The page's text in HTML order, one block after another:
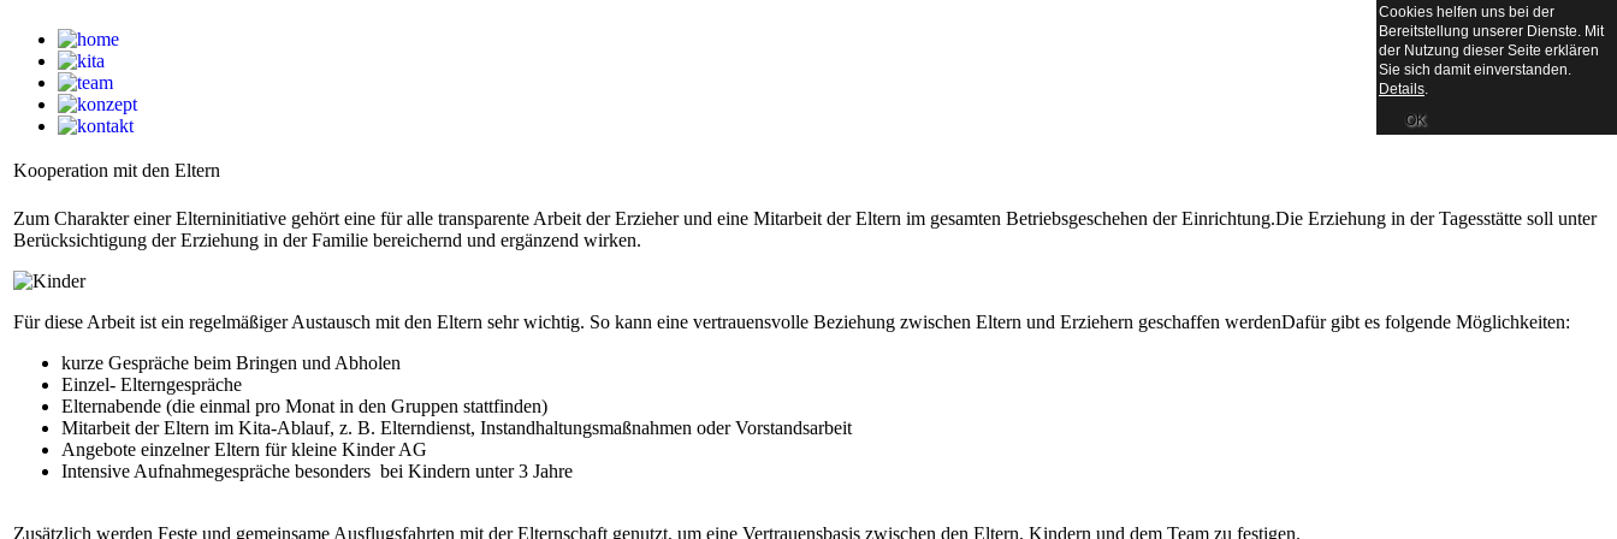
Kooperation mit den Eltern
Zum Charakter einer Elterninitiative gehört eine für alle transparente Arbeit der Erzieher und eine Mitarbeit der Eltern im gesamten Betriebsgeschehen der Einrichtung.Die Erziehung in der Tagesstätte soll unter
Berücksichtigung der Erziehung in der Familie bereichernd und ergänzend wirken.
Für diese Arbeit ist ein regelmäßiger Austausch mit den Eltern sehr wichtig. So kann eine vertrauensvolle Beziehung zwischen Eltern und Erziehern geschaffen werdenDafür gibt es folgende Möglichkeiten:
kurze Gespräche beim Bringen und Abholen
Einzel- Elterngespräche
Elternabende (die einmal pro Monat in den Gruppen stattfinden)
Mitarbeit der Eltern im Kita-Ablauf, z. B. Elterndienst, Instandhaltungsmaßnahmen oder Vorstandsarbeit
Angebote einzelner Eltern für kleine Kinder AG
Intensive Aufnahmegespräche besonders bei Kindern unter 3 Jahre
Zusätzlich werden Feste und gemeinsame Ausflugsfahrten mit der Elternschaft genutzt, um eine Vertrauensbasis zwischen den Eltern, Kindern und dem Team zu festigen.
Cookies helfen uns bei der
Bereitstellung unserer Dienste. Mit
der Nutzung dieser Seite erklären
Sie sich damit einverstanden.
Details.
OK